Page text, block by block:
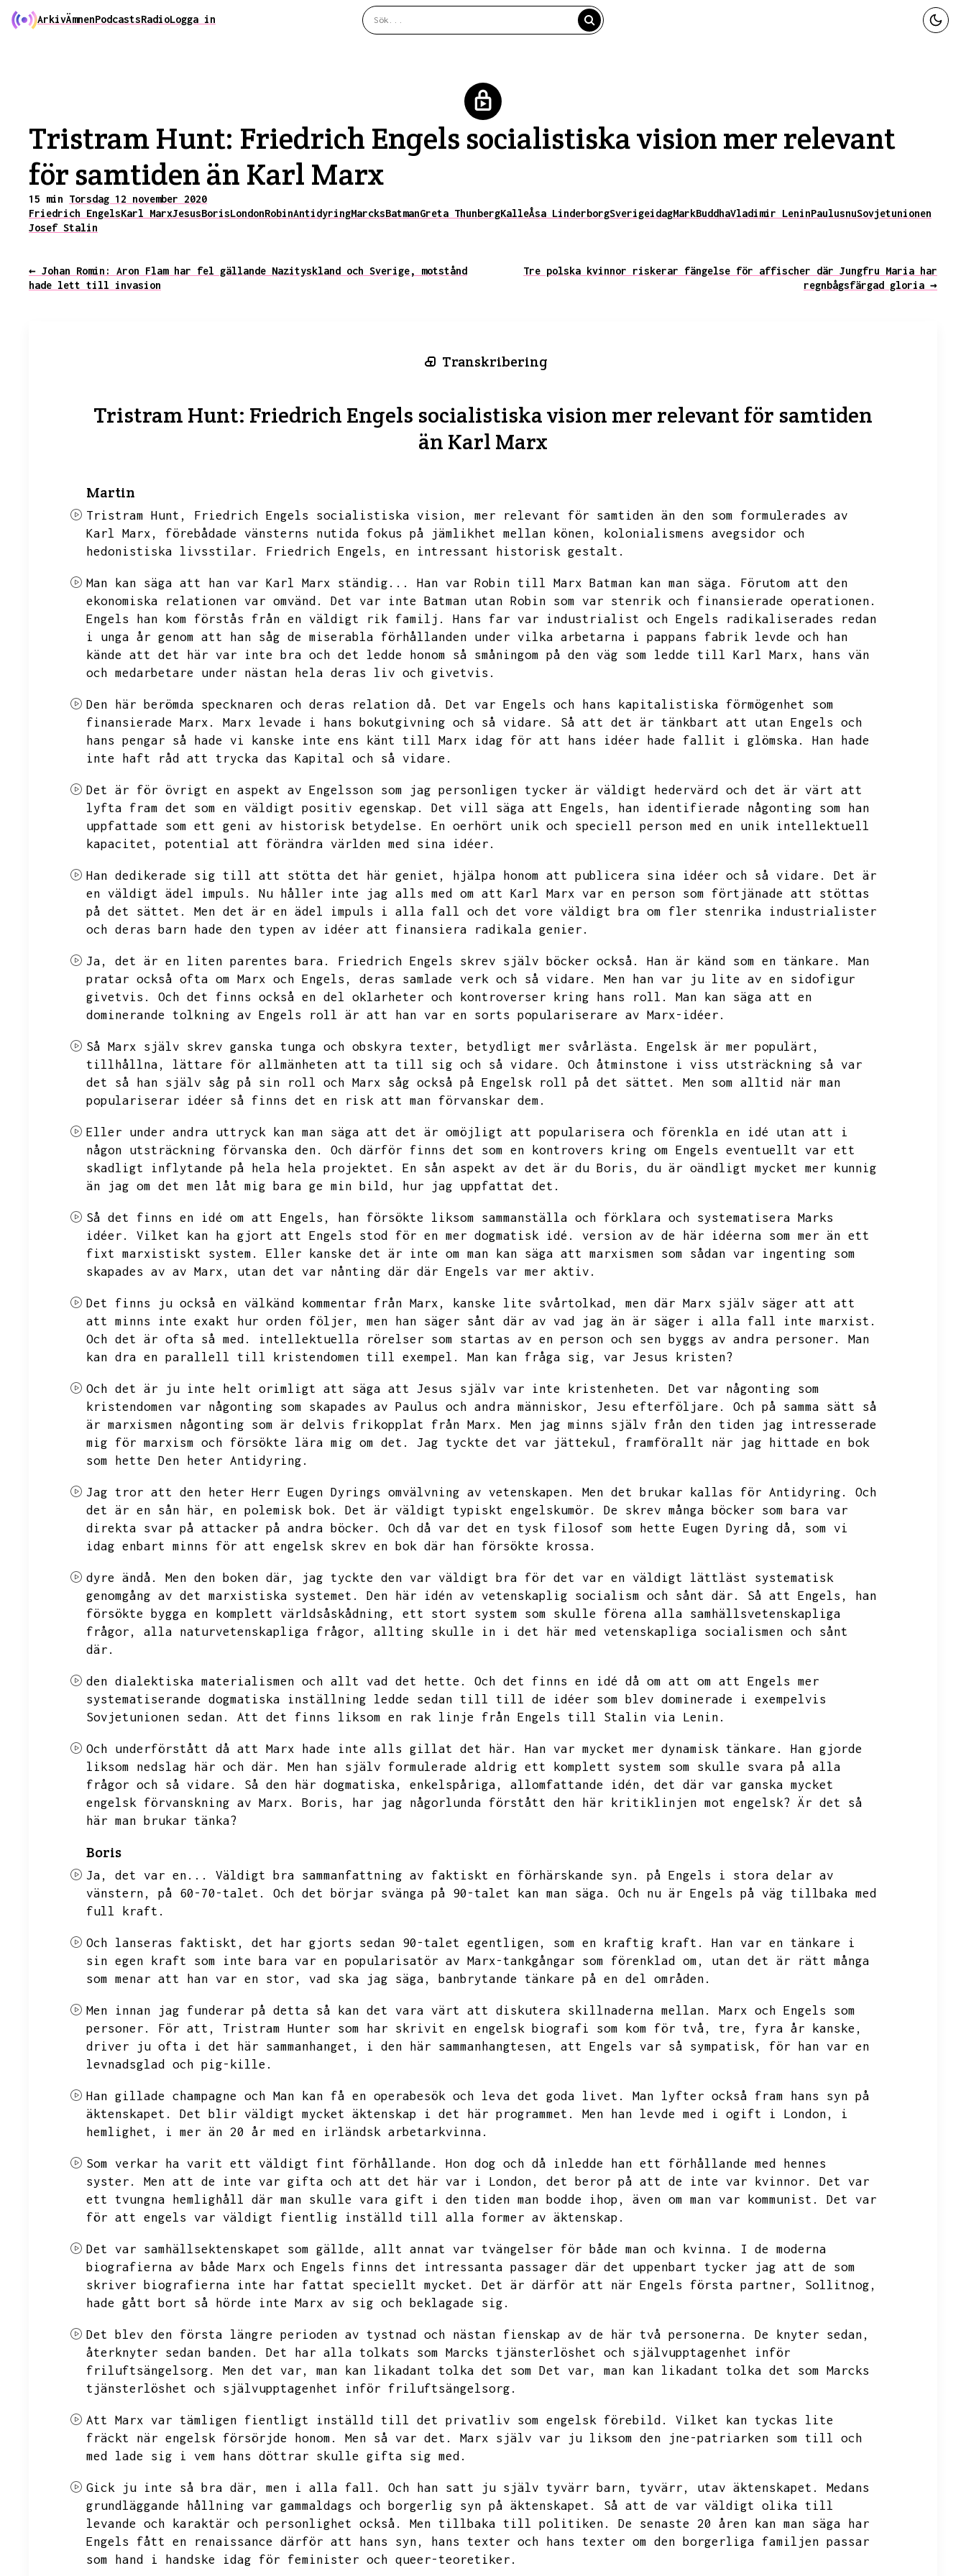
ArkivÄmnenPodcastsRadioLogga in
Tristram Hunt: Friedrich Engels socialistiska vision mer relevant
för samtiden än Karl Marx
15 min Torsdag 12 november 2020
Friedrich EngelsKarl MarxJesusBorisLondonRobinAntidyringMarcksBatmanGreta ThunbergKalleÅsa LinderborgSverigeidagMarkBuddhaVladimir LeninPaulusnuSovjetunionen
Josef Stalin
← Johan Romin: Aron Flam har fel gällande Nazityskland och Sverige, motstånd
hade lett till invasion
Tre polska kvinnor riskerar fängelse för affischer där Jungfru Maria har
regnbågsfärgad gloria →
Transkribering
Tristram Hunt: Friedrich Engels socialistiska vision mer relevant för samtiden
än Karl Marx
Martin
Tristram Hunt, Friedrich Engels socialistiska vision,
mer relevant för samtiden än den som formulerades av
Karl Marx,
förebådade vänsterns nutida fokus på jämlikhet mellan könen,
kolonialismens avegsidor och
hedonistiska livsstilar.
Friedrich Engels, en intressant historisk gestalt.
Man kan säga att han var Karl Marx ständig... Han var Robin till Marx Batman kan man säga.
Förutom att den
ekonomiska relationen var omvänd.
Det var inte Batman utan Robin som var stenrik och finansierade operationen.
Engels han kom förstås från en väldigt rik familj.
Hans far var industrialist och Engels radikaliserades redan
i unga år genom att han såg de miserabla förhållanden under vilka arbetarna i pappans fabrik levde och han
kände att det här var inte bra och det ledde honom så småningom på den väg som ledde till Karl Marx,
hans vän
och medarbetare under nästan hela deras liv och givetvis.
Den här berömda specknaren och deras relation då.
Det var Engels och hans kapitalistiska förmögenhet som
finansierade Marx.
Marx levade i hans bokutgivning och så vidare.
Så att det är tänkbart att utan Engels och
hans pengar så hade vi kanske inte ens känt till Marx idag för att hans idéer hade fallit i glömska.
Han hade
inte haft råd att trycka das Kapital och så vidare.
Det är för övrigt en aspekt av Engelsson som jag personligen tycker är väldigt hedervärd och det är värt att
lyfta fram det som en väldigt positiv egenskap.
Det vill säga att Engels,
han identifierade någonting som han
uppfattade som ett geni av historisk betydelse.
En oerhört unik och speciell person med en unik intellektuell
kapacitet,
potential att förändra världen med sina idéer.
Han dedikerade sig till att stötta det här geniet, hjälpa honom att publicera sina idéer och så vidare.
Det är
en väldigt ädel impuls.
Nu håller inte jag alls med om att Karl Marx var en person som förtjänade att stöttas
på det sättet.
Men det är en ädel impuls i alla fall och det vore väldigt bra om fler stenrika industrialister
och deras barn hade den typen av idéer att finansiera radikala genier.
Ja, det är en liten parentes bara. Friedrich Engels skrev själv böcker också. Han är känd som en tänkare.
Man
pratar också ofta om Marx och Engels,
deras samlade verk och så vidare.
Men han var ju lite av en sidofigur
givetvis.
Och det finns också en del oklarheter och kontroverser kring hans roll.
Man kan säga att en
dominerande tolkning av Engels roll är att han var en sorts populariserare av Marx-idéer.
Så Marx själv skrev ganska tunga och obskyra texter, betydligt mer svårlästa.
Engelsk är mer populärt,
tillhållna,
lättare för allmänheten att ta till sig och så vidare.
Och åtminstone i viss utsträckning så var
det så han själv såg på sin roll och Marx såg också på Engelsk roll på det sättet.
Men som alltid när man
populariserar idéer så finns det en risk att man förvanskar dem.
Eller under andra uttryck kan man säga att det är omöjligt att popularisera och förenkla en idé utan att i
någon utsträckning förvanska den.
Och därför finns det som en kontrovers kring om Engels eventuellt var ett
skadligt inflytande på hela hela projektet.
En sån aspekt av det är du Boris,
du är oändligt mycket mer kunnig
än jag om det men låt mig bara ge min bild,
hur jag uppfattat det.
Så det finns en idé om att Engels,
han försökte liksom sammanställa och förklara och systematisera Marks
idéer.
Vilket kan ha gjort att Engels stod för en mer dogmatisk idé.
version av de här idéerna som mer än ett
fixt marxistiskt system.
Eller kanske det är inte om man kan säga att marxismen som sådan var ingenting som
skapades av av Marx,
utan det var nånting där där Engels var mer aktiv.
Det finns ju också en välkänd kommentar från Marx, kanske lite svårtolkad,
men där Marx själv säger att att
att minns inte exakt hur orden följer,
men han säger sånt där av vad jag än är säger i alla fall inte marxist.
Och det är ofta så med.
intellektuella rörelser som startas av en person och sen byggs av andra personer.
Man
kan dra en parallell till kristendomen till exempel.
Man kan fråga sig, var Jesus kristen?
Och det är ju inte helt orimligt att säga att Jesus själv var inte kristenheten.
Det var någonting som
kristendomen var någonting som skapades av Paulus och andra människor,
Jesu efterföljare.
Och på samma sätt så
är marxismen någonting som är delvis frikopplat från Marx.
Men jag minns själv från den tiden jag intresserade
mig för marxism och försökte lära mig om det.
Jag tyckte det var jättekul,
framförallt när jag hittade en bok
som hette Den heter Antidyring.
Jag tror att den heter Herr Eugen Dyrings omvälvning av vetenskapen. Men det brukar kallas för Antidyring.
Och
det är en sån här,
en polemisk bok. Det är väldigt typiskt engelskumör.
De skrev många böcker som bara var
direkta svar på attacker på andra böcker.
Och då var det en tysk filosof som hette Eugen Dyring då,
som vi
idag enbart minns för att engelsk skrev en bok där han försökte krossa.
dyre ändå. Men den boken där,
jag tyckte den var väldigt bra för det var en väldigt lättläst systematisk
genomgång av det marxistiska systemet.
Den här idén av vetenskaplig socialism och sånt där. Så att Engels,
han
försökte bygga en komplett världsåskådning,
ett stort system som skulle förena alla samhällsvetenskapliga
frågor,
alla naturvetenskapliga frågor,
allting skulle in i det här med vetenskapliga socialismen och sånt
där.
den dialektiska materialismen och allt vad det hette.
Och det finns en idé då om att om att Engels mer
systematiserande dogmatiska inställning ledde sedan till till de idéer som blev dominerade i exempelvis
Sovjetunionen sedan.
Att det finns liksom en rak linje från Engels till Stalin via Lenin.
Och underförstått då att Marx hade inte alls gillat det här. Han var mycket mer dynamisk tänkare.
Han gjorde
liksom nedslag här och där.
Men han själv formulerade aldrig ett komplett system som skulle svara på alla
frågor och så vidare.
Så den här dogmatiska, enkelspåriga, allomfattande idén,
det där var ganska mycket
engelsk förvanskning av Marx.
Boris, har jag någorlunda förstått den här kritiklinjen mot engelsk? Är det så
här man brukar tänka?
Boris
Ja, det var en... Väldigt bra sammanfattning av faktiskt en förhärskande syn.
på Engels i stora delar av
vänstern,
på 60-70-talet. Och det börjar svänga på 90-talet kan man säga.
Och nu är Engels på väg tillbaka med
full kraft.
Och lanseras faktiskt, det har gjorts sedan 90-talet egentligen, som en kraftig kraft.
Han var en tänkare i
sin egen kraft som inte bara var en popularisatör av Marx-tankgångar som förenklad om,
utan det är rätt många
som menar att han var en stor,
vad ska jag säga, banbrytande tänkare på en del områden.
Men innan jag funderar på detta så kan det vara värt att diskutera skillnaderna mellan.
Marx och Engels som
personer.
För att, Tristram Hunter som har skrivit en engelsk biografi som kom för två, tre,
fyra år kanske,
driver ju ofta i det här sammanhanget,
i den här sammanhangtesen, att Engels var så sympatisk,
för han var en
levnadsglad och pig-kille.
Han gillade champagne och Man kan få en operabesök och leva det goda livet.
Man lyfter också fram hans syn på
äktenskapet.
Det blir väldigt mycket äktenskap i det här programmet. Men han levde med i ogift i London,
i
hemlighet,
i mer än 20 år med en irländsk arbetarkvinna.
Som verkar ha varit ett väldigt fint förhållande.
Hon dog och då inledde han ett förhållande med hennes
syster.
Men att de inte var gifta och att det här var i London, det beror på att de inte var kvinnor.
Det var
ett tvungna hemlighåll där man skulle vara gift i den tiden man bodde ihop,
även om man var kommunist.
Det var
för att engels var väldigt fientlig inställd till alla former av äktenskap.
Det var samhällsektenskapet som gällde, allt annat var tvängelser för både man och kvinna.
I de moderna
biografierna av både Marx och Engels finns det intressanta passager där det uppenbart tycker jag att de som
skriver biografierna inte har fattat speciellt mycket.
Det är därför att när Engels första partner,
Sollitnog,
hade gått bort så hörde inte Marx av sig och beklagade sig.
Det blev den första längre perioden av tystnad och nästan fienskap av de här två personerna.
De knyter sedan,
återknyter sedan banden.
Det har alla tolkats som Marcks tjänsterlöshet och självupptagenhet inför
friluftsängelsorg.
Men det var, man kan likadant tolka det som Det var,
man kan likadant tolka det som Marcks
tjänsterlöshet och självupptagenhet inför friluftsängelsorg.
Att Marx var tämligen fientligt inställd till det privatliv som engelsk förebild.
Vilket kan tyckas lite
fräckt när engelsk försörjde honom.
Men så var det.
Marx själv var ju liksom den jne-patriarken som till och
med lade sig i vem hans döttrar skulle gifta sig med.
Gick ju inte så bra där, men i alla fall. Och han satt ju själv tyvärr barn, tyvärr, utav äktenskapet.
Medans
grundläggande hållning var gammaldags och borgerlig syn på äktenskapet.
Så att de var väldigt olika till
levande och karaktär och personlighet också.
Men tillbaka till politiken.
De senaste 20 åren kan man säga har
Engels fått en renaissance därför att hans syn,
hans texter och hans texter om den borgerliga familjen passar
som hand i handske idag för feminister och queer-teoretiker.